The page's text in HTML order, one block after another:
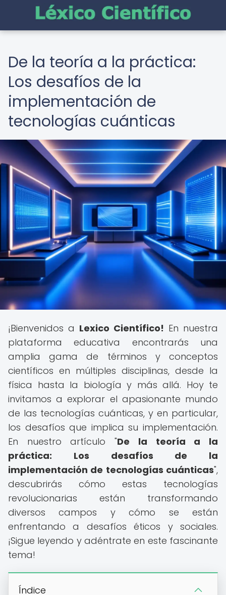
De la teoría a la práctica:
Los desafíos de la
implementación de
tecnologías cuánticas
¡Bienvenidos a Lexico Científico! En nuestra
plataforma educativa encontrarás una
amplia gama de términos y conceptos
científicos en múltiples disciplinas, desde la
física hasta la biología y más allá. Hoy te
invitamos a explorar el apasionante mundo
de las tecnologías cuánticas, y en particular,
los desafíos que implica su implementación.
En nuestro artículo "De la teoría a la
práctica: Los desafíos de la
implementación de tecnologías cuánticas",
descubrirás cómo estas tecnologías
revolucionarias están transformando
diversos campos y cómo se están
enfrentando a desafíos éticos y sociales.
¡Sigue leyendo y adéntrate en este fascinante
tema!
Índice